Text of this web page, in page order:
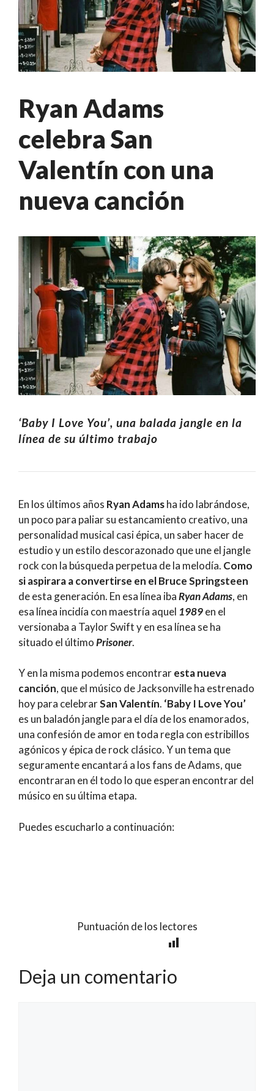
Ryan Adams
celebra San
Valentín con una
nueva canción
‘Baby I Love You’, una balada jangle en la
línea de su último trabajo
En los últimos años Ryan Adamsha ido labrándose,
un poco para paliar su estancamiento creativo, una
personalidad musical casi épica, un saber hacer de
estudio y un estilo descorazonado que une el jangle
rock con la búsqueda perpetua de la melodía. Como
si aspirara a convertirse en el Bruce Springsteen
de esta generación. En esa línea ibaRyan Adams, en
esa línea incidía con maestría aquel 1989en el
versionaba a Taylor Swift y en esa línea se ha
situado el últimoPrisoner.
Y en la misma podemos encontraresta nueva
canción, que el músico de Jacksonville ha estrenado
hoy para celebrarSan Valentín. ‘Baby I Love You’
es un baladón jangle para el día de los enamorados,
una confesión de amor en toda regla con estribillos
agónicos y épica de rock clásico. Y un tema que
seguramente encantará a los fans de Adams, que
encontraran en él todo lo que esperan encontrar del
músico en su última etapa.
Puedes escucharlo a continuación:
Puntuación de los lectores
Deja un comentario